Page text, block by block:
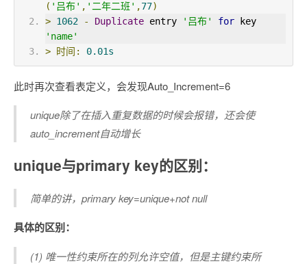
( '吕布' , '二年二班' ,77)
> 1062 - Duplicate entry '吕布' for
'name'
>
时间: 0.01s
此时再次查看表定义，会发现Auto_Increment=6
unique除了在插入重复数据的时候会报错，还会使
auto_increment自动增长
unique与primary key的区别：
简单的讲，primary key=unique+not null
具体的区别：
(1) 唯一性约束所在的列允许空值，但是主键约束所